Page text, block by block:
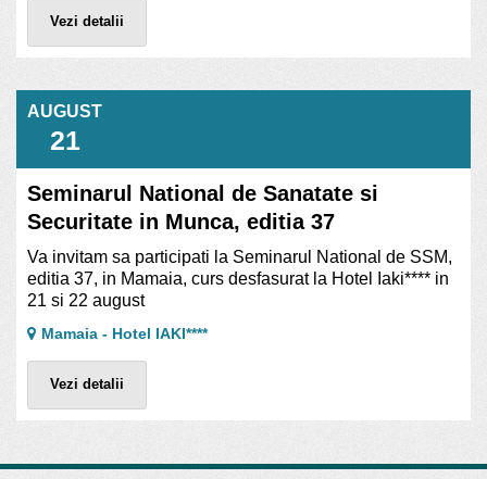
Vezi detalii
AUGUST
21
Seminarul National de Sanatate si
Securitate in Munca, editia 37
Va invitam sa participati la Seminarul National de SSM,
editia 37, in Mamaia, curs desfasurat la Hotel Iaki**** in
21 si 22 august
Mamaia - Hotel IAKI****
Vezi detalii